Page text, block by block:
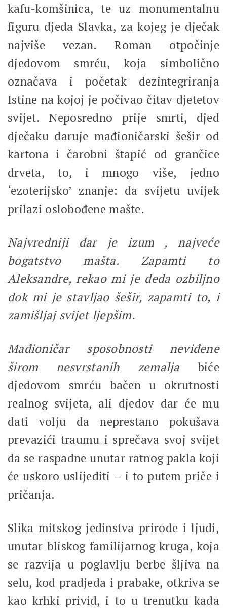
kafu-komšinica, te uz monumentalnu
figuru djeda Slavka, za kojeg je dječak
najviše vezan. Roman otpočinje
djedovom smrću, koja simbolično
označava i početak dezintegriranja
Istine na kojoj je počivao čitav djetetov
svijet. Neposredno prije smrti, djed
dječaku daruje mađioničarski šešir od
kartona i čarobni štapić od grančice
drveta, to, i mnogo više, jedno
‘ezoterijsko’ znanje: da svijetu uvijek
prilazi oslobođene mašte.
Najvredniji dar je izum , najveće
bogatstvo mašta. Zapamti to
Aleksandre, rekao mi je deda ozbiljno
dok mi je stavljao šešir, zapamti to, i
zamišljaj svijet ljepšim.
Mađioničar sposobnosti
neviđene
širom
nesvrstanih zemalja biće
djedovom smrću bačen u okrutnosti
realnog svijeta, ali djedov dar će mu
dati volju da neprestano pokušava
prevazići traumu i sprečava svoj svijet
da se raspadne unutar ratnog pakla koji
će uskoro uslijediti – i to putem priče i
pričanja.
Slika mitskog jedinstva prirode i ljudi,
unutar bliskog familijarnog kruga, koja
se razvija u poglavlju berbe šljiva na
selu, kod pradjeda i prabake, otkriva se
kao krhki privid, i to u trenutku kada